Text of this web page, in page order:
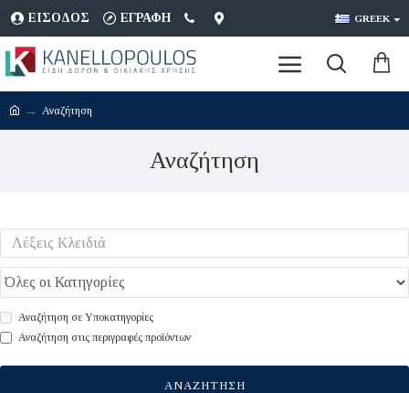
ΕΊΣΟΔΟΣ ΕΓΡΑΦΉ GREEK
Αναζήτηση
Αναζήτηση
Αναζήτηση σε Υποκατηγορίες
Αναζήτηση στις περιγραφές προϊόντων
ΑΝΑΖΉΤΗΣΗ